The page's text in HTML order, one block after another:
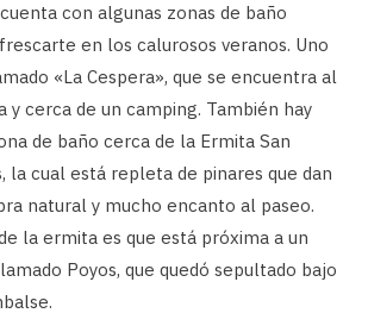
con algunas zonas de baño
en los calurosos veranos. Uno
«La Cespera», que se encuentra al
y cerca de un camping. También hay
de baño cerca de la Ermita San
la cual está repleta de pinares que dan
natural y mucho encanto al paseo.
la ermita es que está próxima a un
Poyos, que quedó sepultado bajo